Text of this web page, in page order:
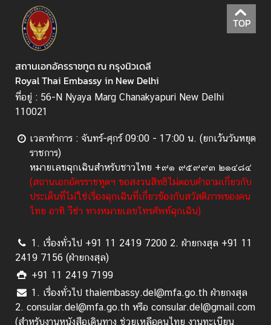
ย
-
อิ
น
เ
ดี
ย
บ
ท
ค
ว
า
ม
ส
า
ร
ค
ดี
ติ
TOP
สถานเอกอัครราชทูต ณ กรุงนิวเดลี
Royal Thai Embassy in New Delhi
ที่อยู่ : 56-N Nyaya Marg Chanakyapuri New Delhi
110021
เวลาทำการ : จันทร์-ศุกร์ 09:00 - 17:00 น. (ยกเว้นวันหยุด
ราชการ)
หมายเลขฉุกเฉินสำหรับชาวไทย +๙๑ ๙๕๙๙๓ ๒๑๔๘๔
(สถานเอกอัครราชทูตฯ ขอสงวนสิทธิไม่ตอบคำถามเกี่ยวกับ
ประเด็นที่ไม่ใช่เรื่องฉุกเฉินที่เกี่ยวข้องกับสวัสดิภาพของคน
ไทย อาทิ วีซ่า ทางหมายเลขโทรศัพท์ฉุกเฉิน)
1. เรื่องทั่วไป +91 11 2419 7200 2. ฝ่ายกงสุล +91 11
2419 7156 (ฝ่ายกงสุล)
+91 11 2419 7199
1. เรื่องทั่วไป thaiembassy.del@mfa.go.th ฝ่ายกงสุล
2. consular.del@mfa.go.th หรือ consular.del@gmail.com
(สำหรับงานหนังสือเดินทาง ช่วยเหลือคนไทย งานทะเบียน